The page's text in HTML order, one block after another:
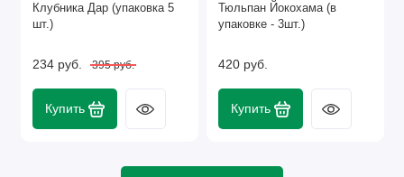
Клубника Дар (упаковка 5
шт.)
234 руб. 395 руб.
Купить
Тюльпан Йокохама (в
упаковке - 3шт.)
420 руб.
Купить